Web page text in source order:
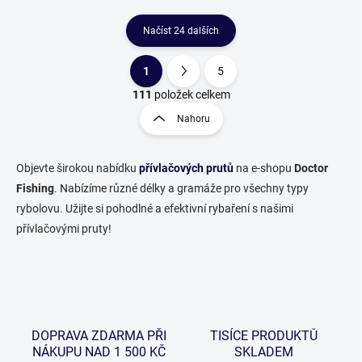
O
v
á
d
c
í
p
r
Načíst 24 dalších
S
t
r
á
k
o
v
1
5
111 položek celkem
Nahoru
Objevte širokou nabídku přívlačových prutů na e-shopu Doctor
Fishing. Nabízíme různé délky a gramáže pro všechny typy
rybolovu. Užijte si pohodlné a efektivní rybaření s našimi
přívlačovými pruty!
DOPRAVA ZDARMA PŘI
NÁKUPU NAD 1 500 KČ
TISÍCE PRODUKTŮ
SKLADEM